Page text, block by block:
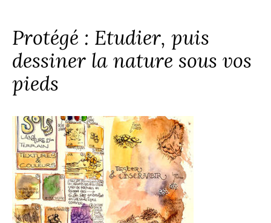
Protégé : Etudier, puis
dessiner la nature sous vos
pieds